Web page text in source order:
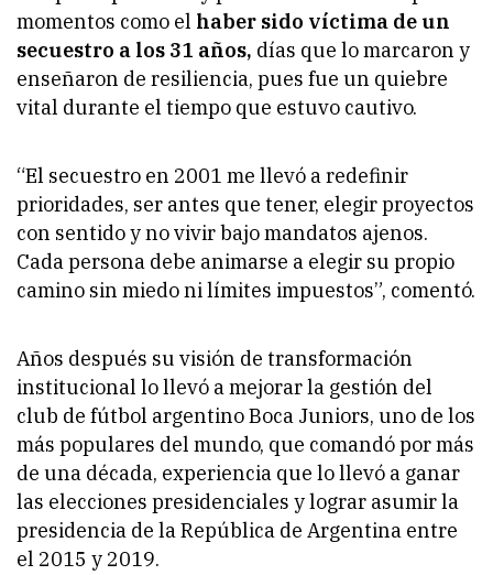
momentos como el haber sido víctima de un
secuestro a los 31 años, días que lo marcaron y
enseñaron de resiliencia, pues fue un quiebre
vital durante el tiempo que estuvo cautivo.
“El secuestro en 2001 me llevó a redefinir
prioridades, ser antes que tener, elegir proyectos
con sentido y no vivir bajo mandatos ajenos.
Cada persona debe animarse a elegir su propio
camino sin miedo ni límites impuestos”, comentó.
Años después su visión de transformación
institucional lo llevó a mejorar la gestión del
club de fútbol argentino Boca Juniors, uno de los
más populares del mundo, que comandó por más
de una década, experiencia que lo llevó a ganar
las elecciones presidenciales y lograr asumir la
presidencia de la República de Argentina entre
el 2015 y 2019.